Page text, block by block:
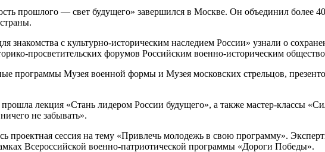
прошлого — свет будущего» завершился в Москве. Он объединил более
знакомства с культурно-историческим наследием России» узнали о
просветительских форумов Российским военно-историческим
программы Музея военной формы и Музея московских стрельцов,
лекция «Стань лидером России будущего», а также мастер-классы
не забывать».
проектная сессия на тему «Привлечь молодежь в свою программу».
Всероссийской военно-патриотической программы «Дороги Победы».